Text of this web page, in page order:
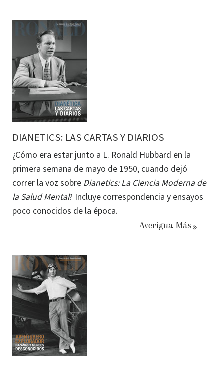
DIANETICS: LAS CARTAS Y DIARIOS
¿Cómo era estar junto a L. Ronald Hubbard en la
primera semana de mayo de 1950, cuando dejó
correr la voz sobre Dianetics: La Ciencia Moderna de
la Salud Mental? Incluye correspondencia y ensayos
poco conocidos de la época.
Averigua Más